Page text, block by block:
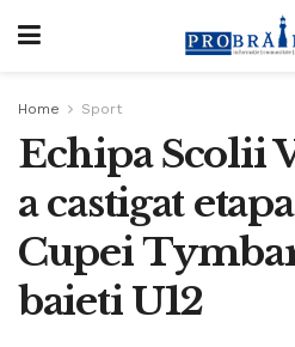
Home Sport
Echipa Scolii
a castigat
Cupei
baieti U12